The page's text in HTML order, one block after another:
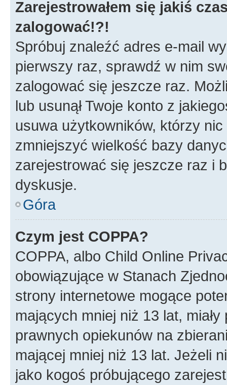
Zarejestrowałem się jakiś
zalogować!?!
Spróbuj znaleźć adres e-mail
pierwszy raz, sprawdź w nim
zalogować się jeszcze raz.
lub usunął Twoje konto z
usuwa użytkowników, którzy
zmniejszyć wielkość bazy
zarejestrować się jeszcze raz i
dyskusje.
Góra
Czym jest COPPA?
COPPA, albo Child Online
obowiązujące w Stanach
strony internetowe mogące
mających mniej niż 13 lat,
prawnych opiekunów na
mającej mniej niż 13 lat. Jeżeli
jako kogoś próbującego